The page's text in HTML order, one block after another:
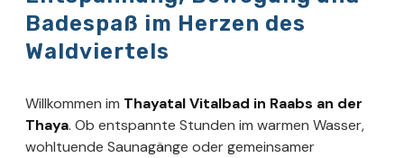
Badespaß im Herzen des
Waldviertels
Willkommen im Thayatal Vitalbad in Raabs an der
Thaya. Ob entspannte Stunden im warmen Wasser,
wohltuende Saunagänge oder gemeinsamer